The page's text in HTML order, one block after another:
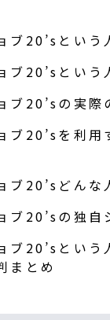
20’sという
20’sという
20’sの実際
20’sを利用
ブ20’sどんな
ブ20’sの独自
20’sという
まとめ